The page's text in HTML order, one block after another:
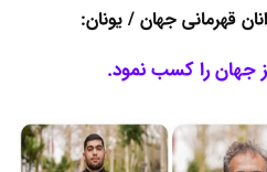
قهرمانی جهان / یونان:
جهان را کسب نمود.